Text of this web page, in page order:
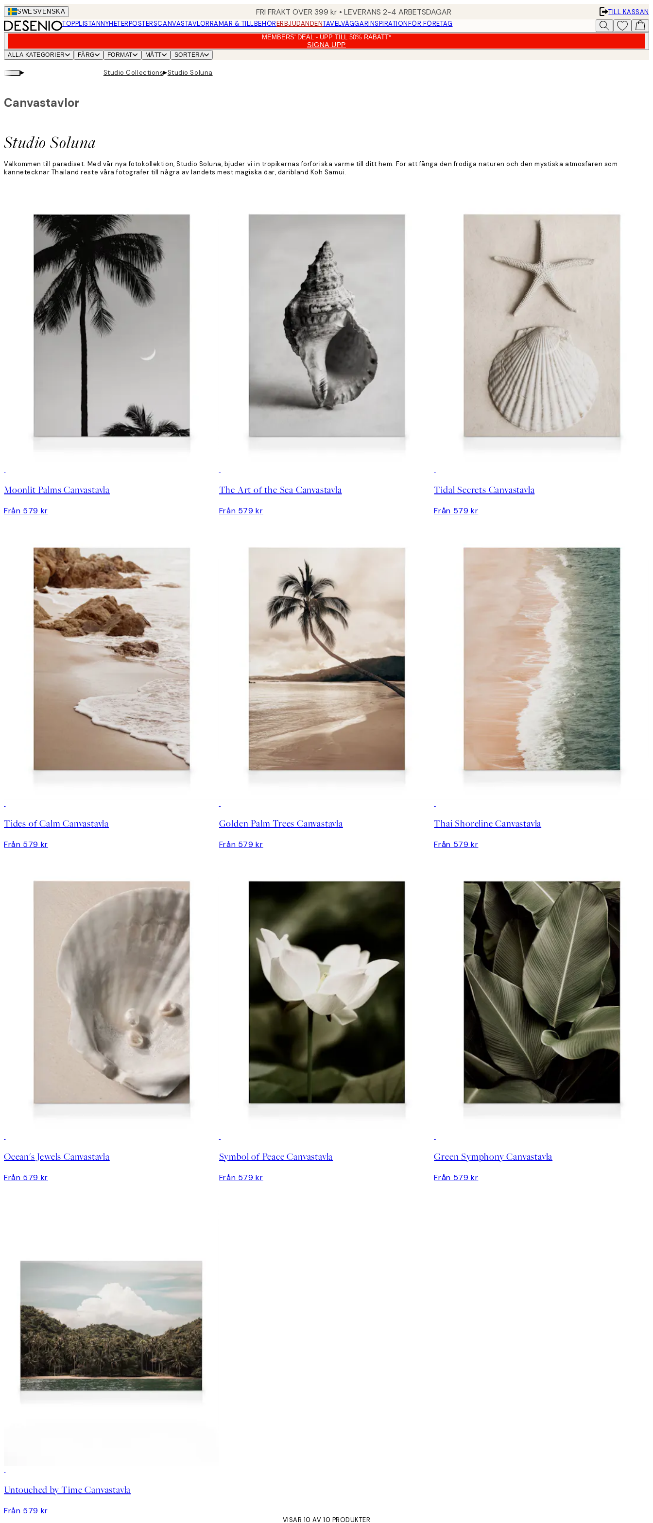
Skip
to
main
SWESVENSKA FRI FRAKT ÖVER 399 kr • LEVERANS 2-4 ARBETSDAGAR
TILL KASSAN
TOPPLISTANNYHETERPOSTERSCANVASTAVLORRAMAR & TILLBEHÖRERBJUDANDENTAVELVÄGGARINSPIRATIONFÖR FÖRETAG
MEMBERS' DEAL - UPP TILL 50% RABATT*
SIGNA UPP
ALLA KATEGORIER FÄRG FORMAT MÅTT SORTERA
▸ Studio Collections▸Studio Soluna
Studio Soluna
Canvastavlor
Välkommen till paradiset. Med vår nya fotokollektion, Studio Soluna, bjuder vi in tropikernas förföriska värme till ditt hem. För att fånga den frodiga naturen och den mystiska atmosfären som
kännetecknar Thailand reste våra fotografer till några av landets mest magiska öar, däribland Koh Samui.
Moonlit Palms Canvastavla
Från 579 kr
The Art of the Sea Canvastavla
Från 579 kr
Tidal Secrets Canvastavla
Från 579 kr
Tides of Calm Canvastavla
Från 579 kr
Golden Palm Trees Canvastavla
Från 579 kr
Thai Shoreline Canvastavla
Från 579 kr
Ocean's Jewels Canvastavla
Från 579 kr
Symbol of Peace Canvastavla
Från 579 kr
Green Symphony Canvastavla
Från 579 kr
Untouched by Time Canvastavla
Från 579 kr
VISAR 10 AV 10 PRODUKTER
PRENUMERERA
Sekretesspolicy